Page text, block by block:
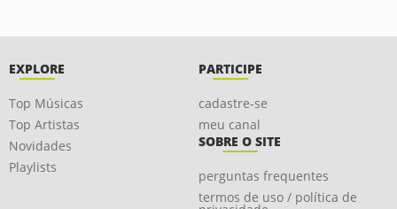
EXPLORE
Top Músicas
Top Artistas
Novidades
Playlists
PARTICIPE
cadastre-se
meu canal
SOBRE O SITE
perguntas frequentes
termos de uso / política de